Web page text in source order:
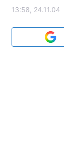
13:58, 24.11.04